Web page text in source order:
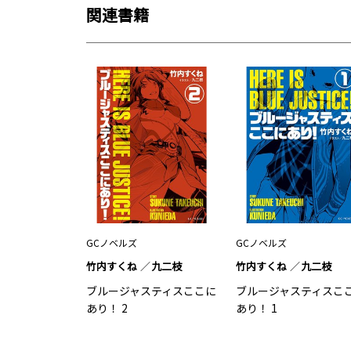
関連書籍
GCノベルズ
竹内すくね 九二枝
ブルージャスティスここに
あり！ 2
GCノベルズ
竹内すくね 九二枝
ブルージャスティスこ
あり！ 1